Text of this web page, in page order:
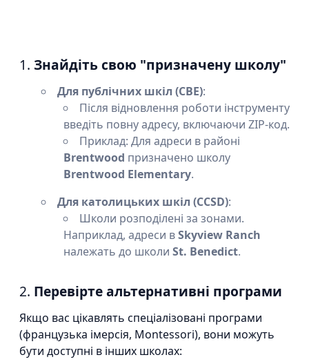
1. Знайдіть свою "призначену школу"
Для публічних шкіл (CBE):
Після відновлення роботи інструменту
введіть повну адресу, включаючи ZIP-код.
Приклад: Для адреси в районі
Brentwood призначено школу
Brentwood Elementary.
Для католицьких шкіл (CCSD):
Школи розподілені за зонами.
Наприклад, адреси вSkyview Ranch
належать до школи St. Benedict.
2. Перевірте альтернативні програми
Якщо вас цікавлять спеціалізовані програми
(французька імерсія, Montessori), вони можуть
бути доступні в інших школах: